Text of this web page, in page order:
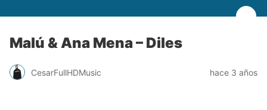
Malú & Ana Mena – Diles
CesarFullHDMusic hace 3 años